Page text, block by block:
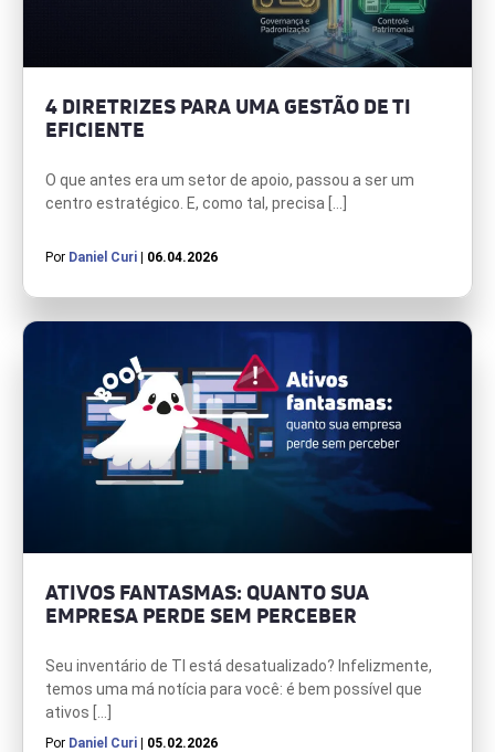
4 DIRETRIZES PARA UMA GESTÃO DE TI
EFICIENTE
O que antes era um setor de apoio, passou a ser um
centro estratégico. E, como tal, precisa […]
Por Daniel Curi | 06.04.2026
ATIVOS FANTASMAS: QUANTO SUA
EMPRESA PERDE SEM PERCEBER
Seu inventário de TI está desatualizado? Infelizmente,
temos uma má notícia para você: é bem possível que
ativos […]
Por Daniel Curi | 05.02.2026